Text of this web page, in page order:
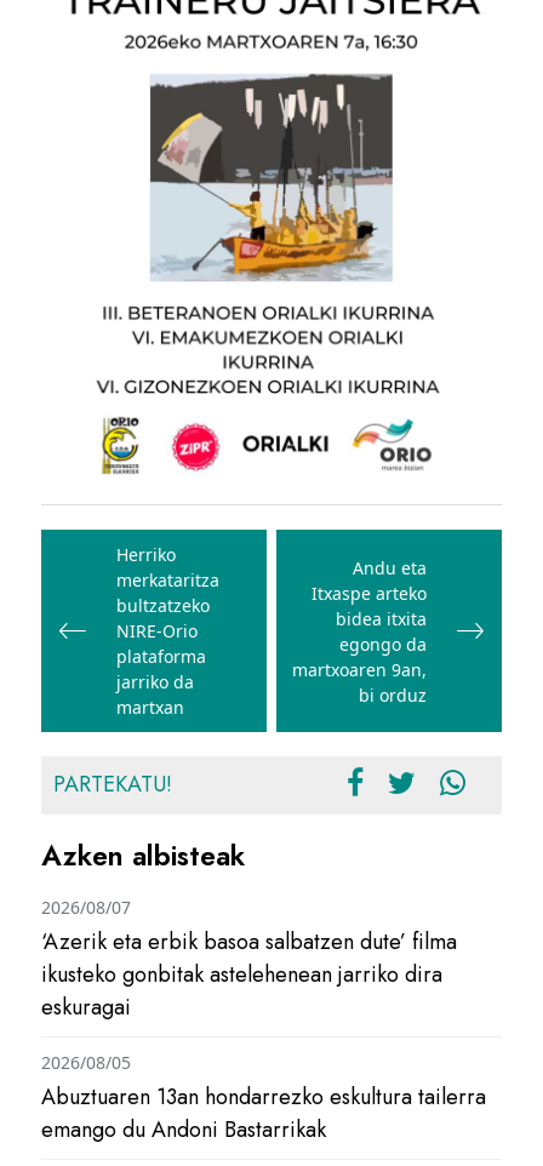
Bidalketetan
zehar
nabigatu
Herriko
merkataritza
bultzatzeko
NIRE-Orio
plataforma
jarriko da
martxan
Andu eta
Itxaspe arteko
bidea itxita
egongo da
martxoaren 9an,
bi orduz
PARTEKATU!
Azken albisteak
‘Azerik eta erbik basoa salbatzen dute’ filma
ikusteko gonbitak astelehenean jarriko dira
eskuragai
2026/08/07
Abuztuaren 13an hondarrezko eskultura tailerra
emango du Andoni Bastarrikak
2026/08/05